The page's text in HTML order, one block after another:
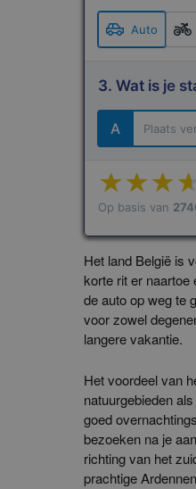
Auto
3. Wat is je
A
Op basis van
Het land België is
korte rit er
de auto op weg te
voor zowel
langere vakantie.
Het voordeel van
natuurgebieden
goed
bezoeken na je
richting van het
prachtige